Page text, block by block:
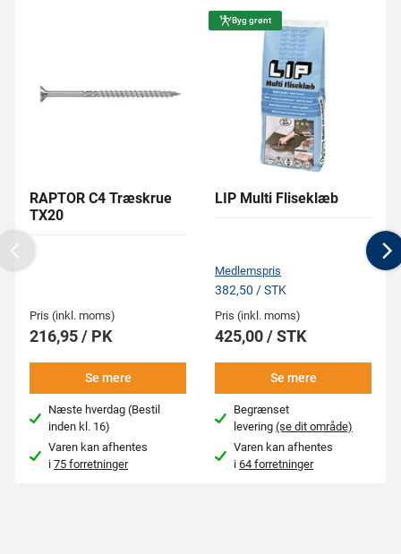
RAPTOR C4 Træskrue
TX20
Pris (inkl. moms)
216,95 / PK
Se mere
Næste hverdag (Bestil
inden kl. 16)
Varen kan afhentes
i75 forretninger
Byg grønt
LIP Multi Fliseklæb
Medlemspris
382,50 / STK
Pris (inkl. moms)
425,00 / STK
Se mere
Begrænset
levering(se dit område)
Varen kan afhentes
i64 forretninger
Previous